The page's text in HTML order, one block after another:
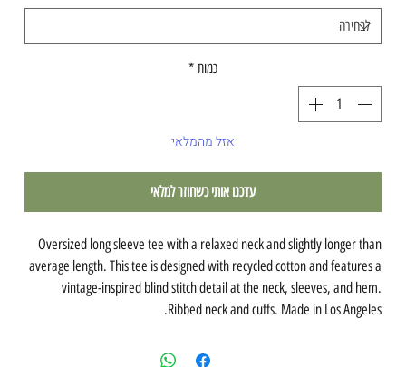
כמות *
אזל מהמלאי
עדכנו אותי כשחוזר למלאי
Oversized long sleeve tee with a relaxed neck and slightly longer than
average length. This tee is designed with recycled cotton and features a
vintage-inspired blind stitch detail at the neck, sleeves, and hem.
Ribbed neck and cuffs. Made in Los Angeles.